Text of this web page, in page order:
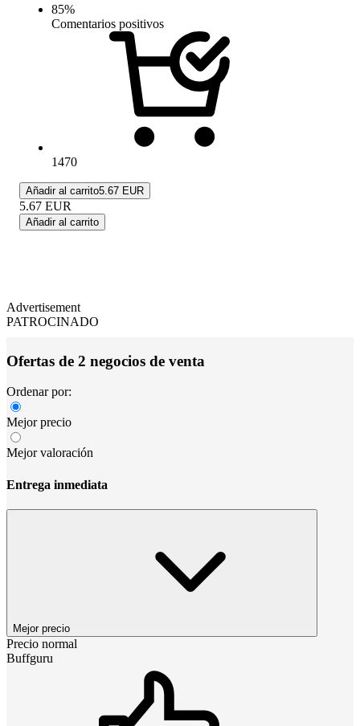
85%
Comentarios positivos
1470
Añadir al carrito5.67 EUR
5.67 EUR
Añadir al carrito
Advertisement
PATROCINADO
Ofertas de 2 negocios de venta
Ordenar por:
Mejor precio
Mejor valoración
Entrega inmediata
Mejor precio
Precio normal
Buffguru